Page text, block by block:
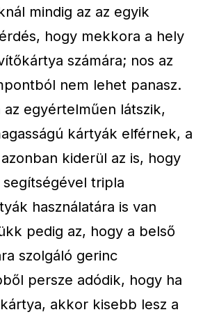
mindig az az egyik
hogy mekkora a hely
számára; nos az
nem lehet panasz.
az egyértelműen látszik,
kártyák elférnek, a
kiderül az is, hogy
tripla
használatára is van
pedig az, hogy a belső
szolgáló gerinc
persze adódik, hogy ha
akkor kisebb lesz a